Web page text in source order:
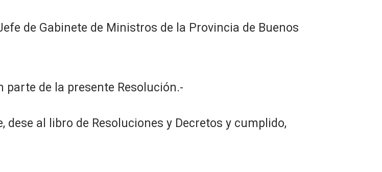
de Gabinete de Ministros de la Provincia de Buenos
de la presente Resolución.-
dese al libro de Resoluciones y Decretos y cumplido,